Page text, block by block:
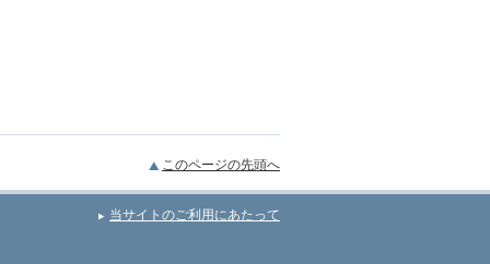
このページの先頭へ
当サイトのご利用にあたって